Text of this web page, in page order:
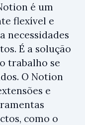
é um
flexível e
necessidades
É a solução
trabalho se
O Notion
e
como o